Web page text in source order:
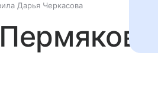
Дарья Черкасова